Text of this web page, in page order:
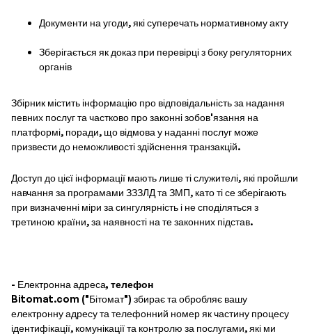
Документи на угоди, які суперечать нормативному акту
Зберігається як доказ при перевірці з боку регуляторних
органів
Збірник містить інформацію про відповідальність за надання
певних послуг та частково про законні зобов'язання на
платформі, поради, що відмова у наданні послуг може
призвести до неможливості здійснення транзакцій.
Доступ до цієї інформації мають лише ті служителі, які пройшли
навчання за програмами ЗЗЗЛД та ЗМП, като ті се зберігають
при визначенні міри за сингулярність і не споділяться з
третиною країни, за наявності на те законних підстав.
- Електронна адреса, телефон
Bitomat.com ("Бітомат") збирає та обробляє вашу
електронну адресу та телефонний номер як частину процесу
ідентифікації, комунікації та контролю за послугами, які ми